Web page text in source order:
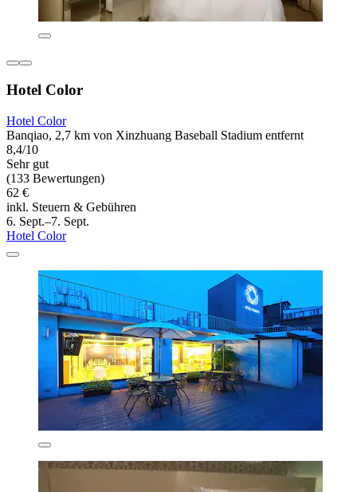
Hotel Color
Hotel Color
Banqiao, 2,7 km von Xinzhuang Baseball Stadium entfernt
8,4/10
Sehr gut
(133 Bewertungen)
62 €
inkl. Steuern & Gebühren
6. Sept.–7. Sept.
Hotel Color